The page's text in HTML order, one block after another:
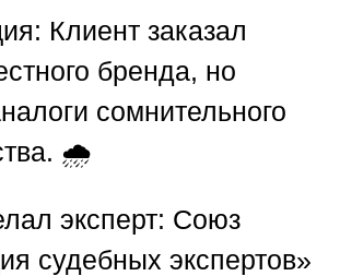
Клиент заказал
бренда, но
сомнительного
🌧️
эксперт: Союз
судебных экспертов»